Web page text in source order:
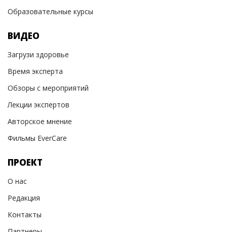
Образовательные курсы
ВИДЕО
Загрузи здоровье
Время эксперта
Обзоры с мероприятий
Лекции экспертов
Авторское мнение
Фильмы EverCare
ПРОЕКТ
О нас
Редакция
Контакты